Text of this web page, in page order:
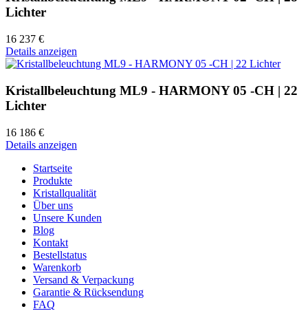
Lichter
16 237 €
Details anzeigen
Kristallbeleuchtung ML9 - HARMONY 05 -CH | 22
Lichter
16 186 €
Details anzeigen
Startseite
Produkte
Kristallqualität
Über uns
Unsere Kunden
Blog
Kontakt
Bestellstatus
Warenkorb
Versand & Verpackung
Garantie & Rücksendung
FAQ